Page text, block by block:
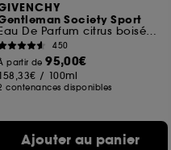
Society Sport
Eau De Parfum citrus boisée florale pour homme
450
partir de95,00€
/ 100ml
contenances disponibles
Ajouter au panier